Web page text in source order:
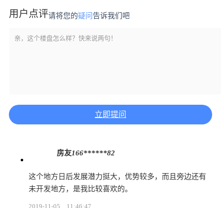
用户点评请将您的疑问 告诉我们吧
立即提问
房友166******82
这个地方日后发展潜力挺大，优势较多，而且旁边还有
未开发地方，是我比较喜欢的。
2019-11-05 11:46:47